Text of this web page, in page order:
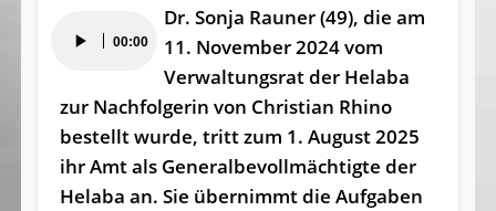
Player 00:00
Dr. Sonja Rauner (49), die am
11. November 2024 vom
Verwaltungsrat der Helaba
zur Nachfolgerin von Christian Rhino
bestellt wurde, tritt zum 1. August 2025
ihr Amt als Generalbevollmächtigte der
Helaba an. Sie übernimmt die Aufgaben